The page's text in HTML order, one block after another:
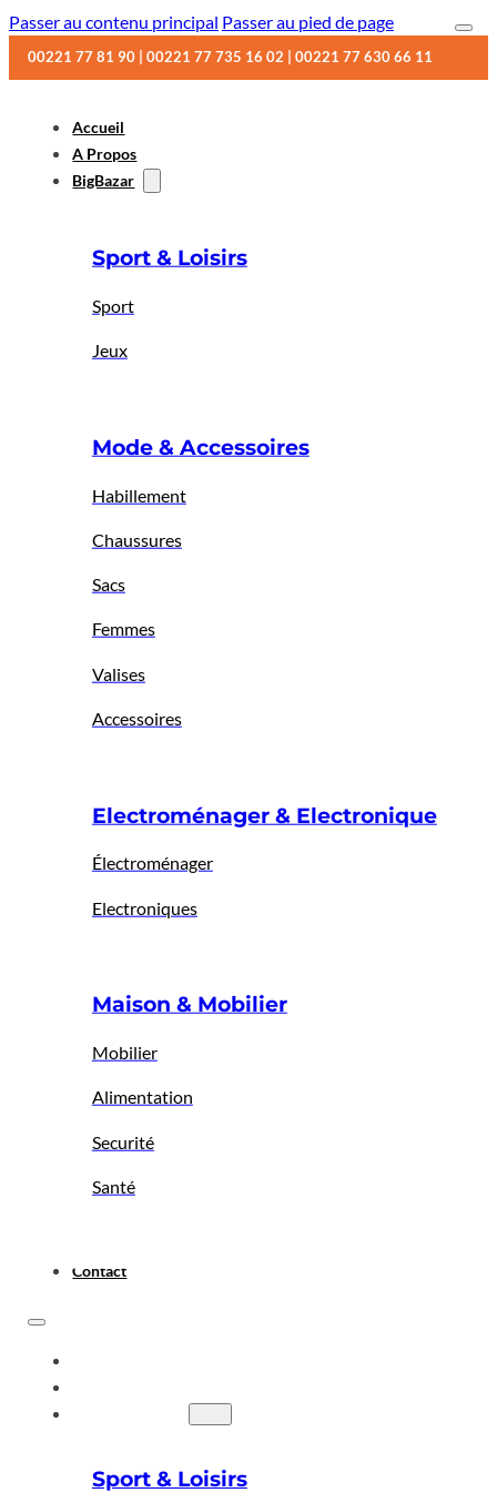
Passer au contenu principal Passer au pied de page
00221 77 81 90 | 00221 77 735 16 02 | 00221 77 630 66 11
Accueil
A Propos
BigBazar
Sport & Loisirs
Sport
Jeux
Mode & Accessoires
Habillement
Chaussures
Sacs
Femmes
Valises
Accessoires
Electroménager & Electronique
Électroménager
Electroniques
Maison & Mobilier
Mobilier
Alimentation
Securité
Santé
Contact
Sport & Loisirs